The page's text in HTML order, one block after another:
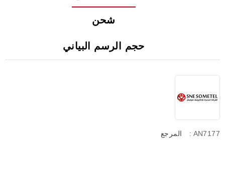
شحن
حجم الرسم البياني
المرجع : AN7177